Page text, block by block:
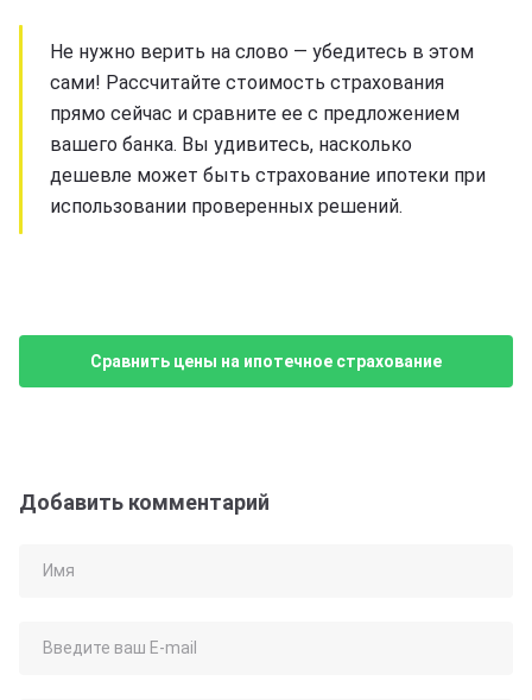
Не нужно верить на слово — убедитесь в этом
сами! Рассчитайте стоимость страхования
прямо сейчас и сравните ее с предложением
вашего банка. Вы удивитесь, насколько
дешевле может быть страхование ипотеки при
использовании проверенных решений.
Сравнить цены на ипотечное страхование
Добавить комментарий